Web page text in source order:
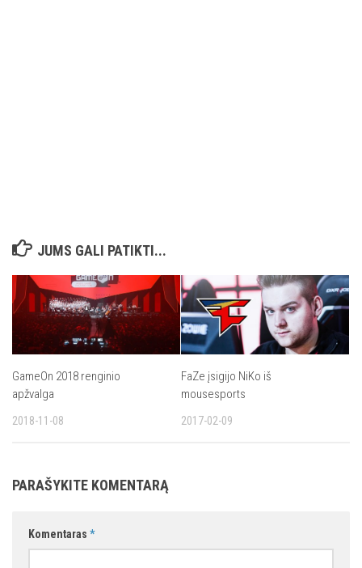
JUMS GALI PATIKTI...
GameOn 2018 renginio
apžvalga
2018-11-08
FaZe įsigijo NiKo iš
mousesports
2017-02-09
PARAŠYKITE KOMENTARĄ
Komentaras *